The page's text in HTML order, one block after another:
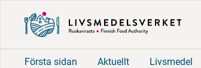
Första sidan Aktuellt Livsmedel